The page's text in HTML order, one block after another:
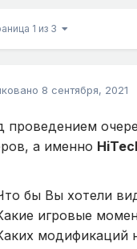
1 из 3
8 сентября, 2021
проведением
а именно
бы Вы хотели
игровые
модификаций